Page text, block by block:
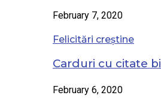
February 7, 2020
Felicitări creștine
Carduri cu citate
February 6, 2020